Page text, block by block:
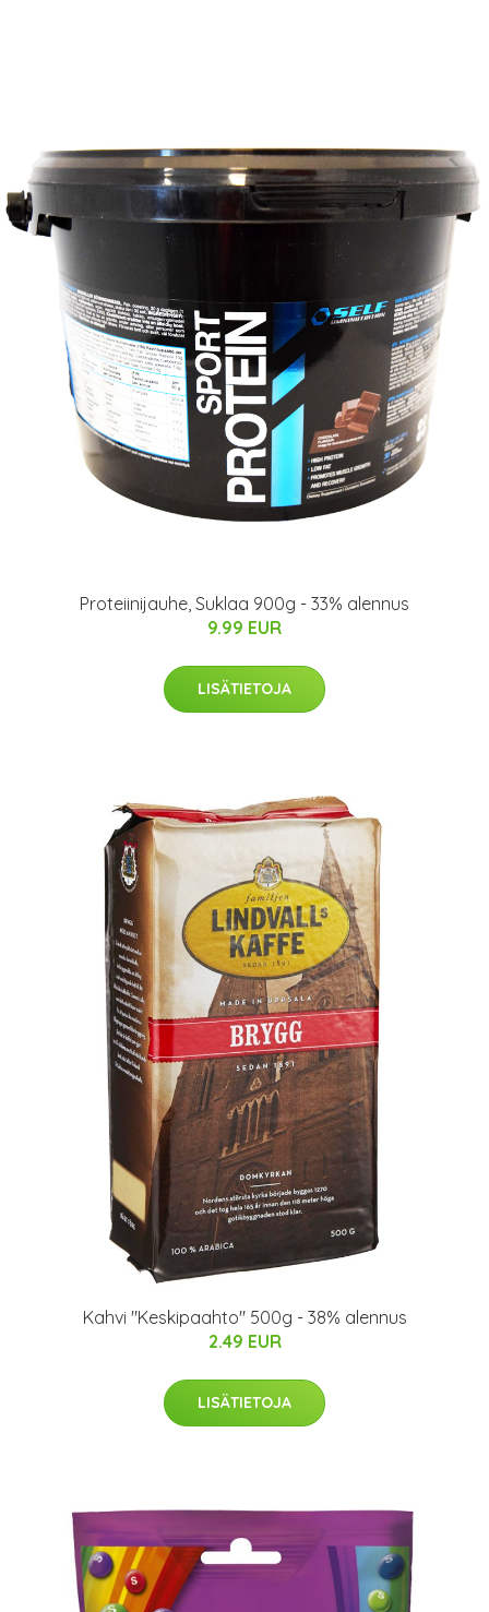
Proteiinijauhe, Suklaa 900g - 33% alennus
9.99 EUR
LISÄTIETOJA
Kahvi "Keskipaahto" 500g - 38% alennus
2.49 EUR
LISÄTIETOJA